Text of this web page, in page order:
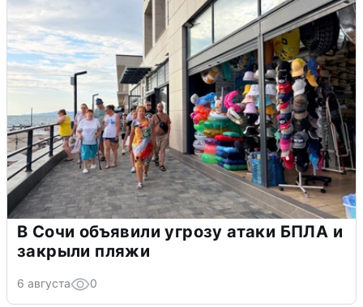
В Сочи объявили угрозу атаки БПЛА и
закрыли пляжи
6 августа 0